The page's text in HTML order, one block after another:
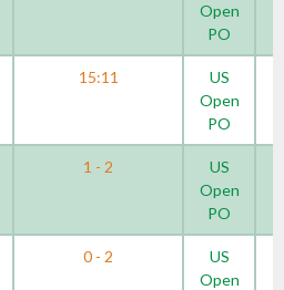
Open
PO
15:11
US
Open
PO
1 - 2
US
Open
PO
0 - 2
US
Open